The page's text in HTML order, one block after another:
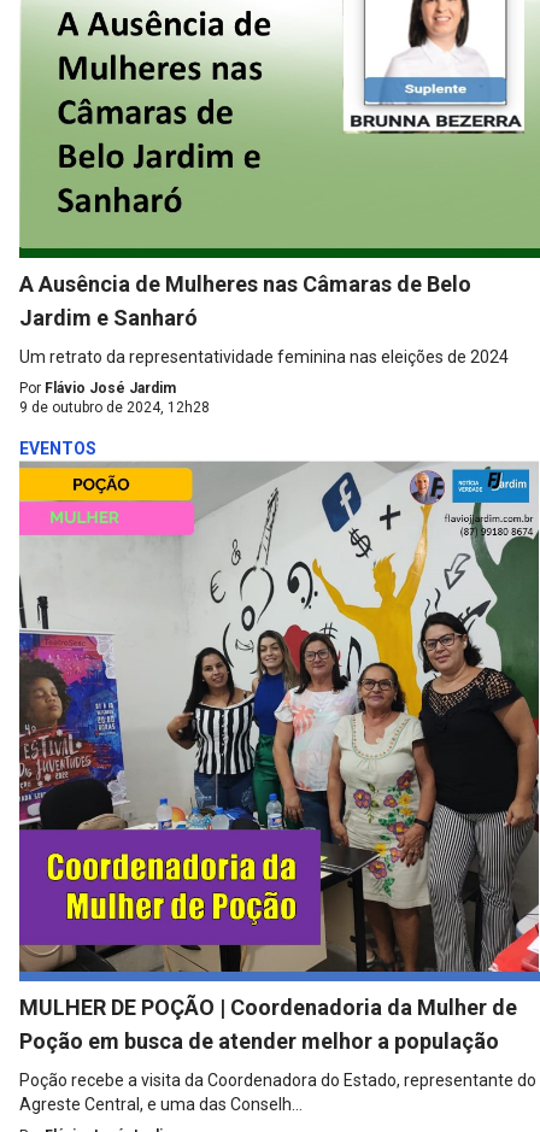
A Ausência de Mulheres nas Câmaras de Belo
Jardim e Sanharó
Um retrato da representatividade feminina nas eleições de 2024
Por Flávio José Jardim
9 de outubro de 2024, 12h28
EVENTOS
MULHER DE POÇÃO | Coordenadoria da Mulher de
Poção em busca de atender melhor a população
Poção recebe a visita da Coordenadora do Estado, representante do
Agreste Central, e uma das Conselh...